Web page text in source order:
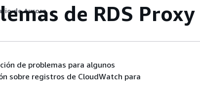
de Aurora de RDS Proxy
de problemas para algunos
sobre registros de CloudWatch para